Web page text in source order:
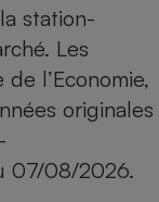
station-
Les
l’Economie,
originales
07/08/2026.